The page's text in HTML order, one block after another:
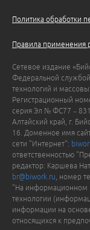
Политика обработки
Правила применения
Сетевое издание
Федеральной
технологий и
Регистрационный
серия Эл № ФС77 –
Алтайский край, г.
16. Доменное имя
сети "Интернет":
ответственностью
редактор: Каршева
br@biwork.ru , номер
"На информационном
технологии
информации на
относящихся к